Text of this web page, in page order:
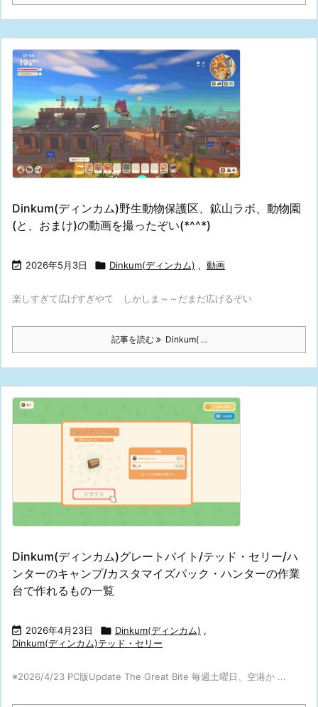
Dinkum(ディンカム)野生動物保護区、鉱山ラボ、動物園
(と、おまけ)の動画を撮ったぞい(*^^*)
 2026年5月3日  Dinkum(ディンカム) , 動画
楽しすぎて広げすぎやて しかしま～～だまだ広げるぞい
記事を読む Dinkum( ...
Dinkum(ディンカム)グレートバイト/テッド・セリー/ハ
ンターのキャンプ/カスタマイズパック・ハンターの作業
台で作れるもの一覧
 2026年4月23日  Dinkum(ディンカム) ,
Dinkum(ディンカム)テッド・セリー
※2026/4/23 PC版Update The Great Bite 毎週土曜日、空港か ...